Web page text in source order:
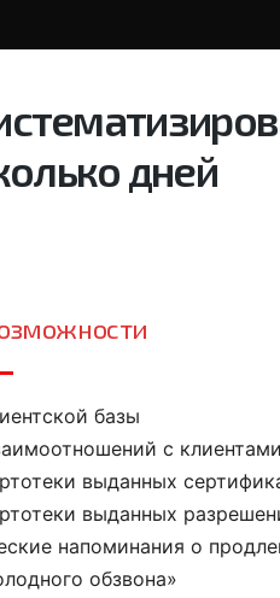
дней
базы
с клиентами
выданных
выданных
напоминания о
обзвона»